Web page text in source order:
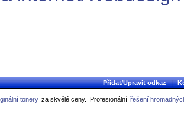
Přidat/Upravit odkaz |
tonery za skvělé ceny. Profesionální řešení